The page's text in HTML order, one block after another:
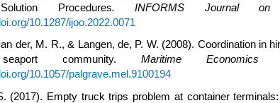
Procedures. INFORMS Journal on
10.1287/ijoo.2022.0071
der, M. R., & Langen, de, P. W. (2008). Coordination in
community. Maritime Economics
10.1057/palgrave.mel.9100194
(2017). Empty truck trips problem at container